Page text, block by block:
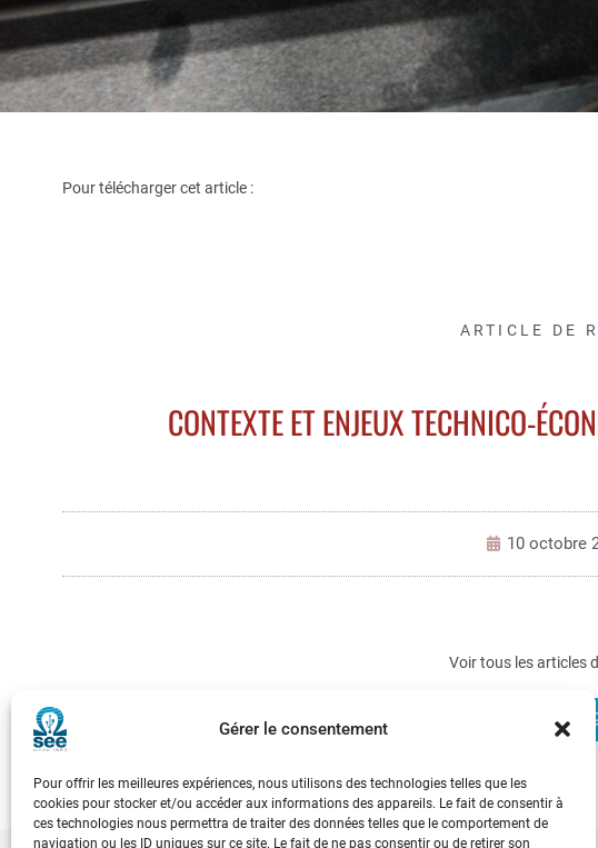
Gérer le consentement
Pour offrir les meilleures expériences, nous utilisons des technologies telles que les
cookies pour stocker et/ou accéder aux informations des appareils. Le fait de consentir à
ces technologies nous permettra de traiter des données telles que le comportement de
navigation ou les ID uniques sur ce site. Le fait de ne pas consentir ou de retirer son
Pour télécharger cet article :
ARTICLE DE
CONTEXTE ET ENJEUX TECHNICO-
10 octobre
Voir tous les articles
REE 2005-